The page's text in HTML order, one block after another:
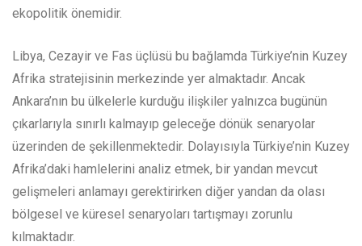
ekopolitik önemidir.
Libya, Cezayir ve Fas üçlüsü bu bağlamda Türkiye’nin Kuzey
Afrika stratejisinin merkezinde yer almaktadır. Ancak
Ankara’nın bu ülkelerle kurduğu ilişkiler yalnızca bugünün
çıkarlarıyla sınırlı kalmayıp geleceğe dönük senaryolar
üzerinden de şekillenmektedir. Dolayısıyla Türkiye’nin Kuzey
Afrika’daki hamlelerini analiz etmek, bir yandan mevcut
gelişmeleri anlamayı gerektirirken diğer yandan da olası
bölgesel ve küresel senaryoları tartışmayı zorunlu
kılmaktadır.